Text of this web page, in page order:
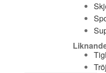
T-